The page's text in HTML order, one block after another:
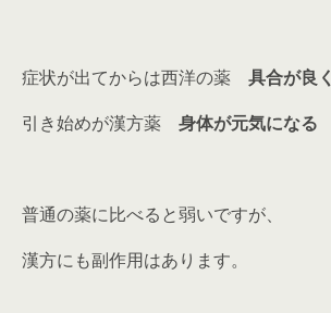
症状が出てからは西洋の薬 具合が良
引き始めが漢方薬 身体が元気になる
普通の薬に比べると弱いですが、
漢方にも副作用はあります。